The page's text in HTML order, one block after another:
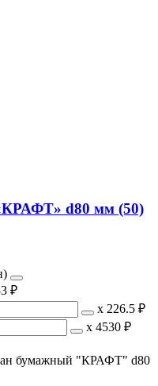
d80 мм (50)
₽
х 226.5 ₽
х 4530 ₽
бумажный "КРАФТ" d80